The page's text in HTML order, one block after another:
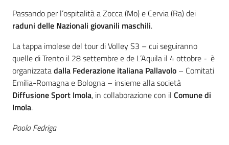
Passando per l’ospitalità a Zocca (Mo) e Cervia (Ra) dei
raduni delle Nazionali giovanili maschili.
La tappa imolese del tour di Volley S3 – cui seguiranno
quelle di Trento il 28 settembre e de L’Aquila il 4 ottobre - è
organizzatadalla Federazione italiana Pallavolo – Comitati
Emilia-Romagna e Bologna – insieme alla società
Diffusione Sport Imola, in collaborazione con il Comune di
Imola.
Paola Fedriga